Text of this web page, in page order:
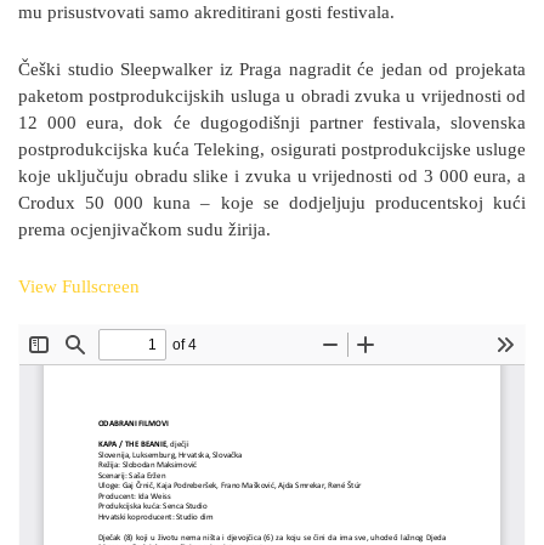
mu prisustvovati samo akreditirani gosti festivala.
Češki studio Sleepwalker iz Praga nagradit će jedan od projekata
paketom postprodukcijskih usluga u obradi zvuka u vrijednosti od
12 000 eura, dok će dugogodišnji partner festivala, slovenska
postprodukcijska kuća Teleking, osigurati postprodukcijske usluge
koje uključuju obradu slike i zvuka u vrijednosti od 3 000 eura, a
Crodux 50 000 kuna – koje se dodjeljuju producentskoj kući
prema ocjenjivačkom sudu žirija.
View Fullscreen